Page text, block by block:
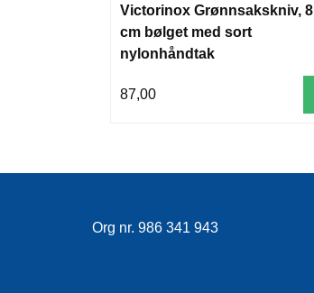
Victorinox Grønnsakskniv, 8
cm bølget med sort
nylonhåndtak
87,00
Org nr. 986 341 943